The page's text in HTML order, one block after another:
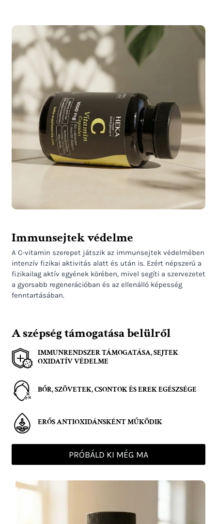
Immunsejtek védelme
A C-vitamin szerepet játszik az immunsejtek védelmében
intenzív fizikai aktivitás alatt és után is. Ezért népszerű a
fizikailag aktív egyének körében, mivel segíti a szervezetet
a gyorsabb regenerációban és az ellenálló képesség
fenntartásában.
A szépség támogatása belülről
IMMUNRENDSZER TÁMOGATÁSA, SEJTEK
OXIDATÍV VÉDELME
BŐR, SZÖVETEK, CSONTOK ÉS EREK EGÉSZSÉGE
ERŐS ANTIOXIDÁNSKÉNT MŰKÖDIK
PRÓBÁLD KI MÉG MA